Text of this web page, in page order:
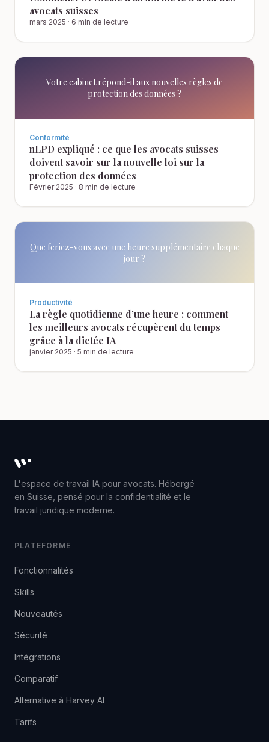
avocats suisses
mars 2025 · 6 min de lecture
Votre cabinet répond-il aux nouvelles règles de
protection des données ?
Conformité
nLPD expliqué : ce que les avocats suisses
doivent savoir sur la nouvelle loi sur la
protection des données
Février 2025 · 8 min de lecture
Que feriez-vous avec une heure supplémentaire chaque
jour ?
Productivité
La règle quotidienne d’une heure : comment
les meilleurs avocats récupèrent du temps
grâce à la dictée IA
janvier 2025 · 5 min de lecture
Whisperit AI legal workspace
L'espace de travail IA pour avocats. Hébergé
en Suisse, pensé pour la confidentialité et le
travail juridique moderne.
PLATEFORME
Fonctionnalités
Skills
Nouveautés
Sécurité
Intégrations
Comparatif
Alternative à Harvey AI
Tarifs